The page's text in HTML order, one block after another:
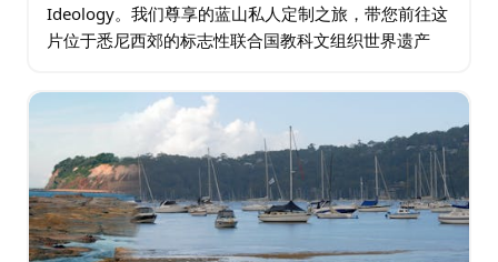
Ideology。我们尊享的蓝山私人定制之旅，带您前往这
片位于悉尼西郊的标志性联合国教科文组织世界遗产
定制，您将乘坐舒适的车辆…